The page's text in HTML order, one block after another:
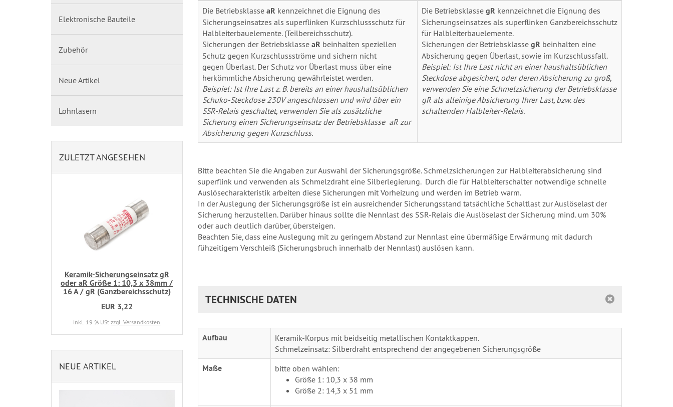
Die BetriebsklasseaR kennzeichnet die Eignung des
Sicherungseinsatzes als superflinken Kurzschlussschutz für
Halbleiterbauelemente. (Teilbereichsschutz).
Sicherungen der Betriebsklasse aR beinhalten speziellen
Schutz gegen Kurzschlussströme und sichern nicht
gegen Überlast. Der Schutz vor Überlast muss über eine
herkömmliche Absicherung gewährleistet werden.
Beispiel: Ist Ihre Last z. B. bereits an einer haushaltsüblichen
Schuko-Steckdose 230V angeschlossen und wird über ein
SSR-Relais geschaltet, verwenden Sie als zusätzliche
Sicherung einen Sicherungseinsatz der Betriebsklasse aR zur
Absicherung gegen Kurzschluss.
Die Betriebsklasse gR kennzeichnet die Eignung des
Sicherungseinsatzes als superflinken Ganzbereichsschutz
für Halbleiterbauelemente.
Sicherungen der Betriebsklasse gR beinhalten eine
Absicherung gegen Überlast, sowie im Kurzschlussfall.
Beispiel: Ist Ihre Last nicht an einer haushaltsüblichen
Steckdose abgesichert, oder deren Absicherung zu groß,
verwenden Sie eine Schmelzsicherung der Betriebsklasse
gR als alleinige Absicherung Ihrer Last, bzw. des
schaltenden Halbleiter-Relais.
Bitte beachten Sie die Angaben zur Auswahl der Sicherungsgröße. Schmelzsicherungen zur Halbleiterabsicherung sind
superflink und verwenden als Schmelzdraht eine Silberlegierung. Durch die für Halbleiterschalter notwendige schnelle
Auslösecharakteristik arbeiten diese Sicherungen mit Vorheizung und werden im Betrieb warm.
In der Auslegung der Sicherungsgröße ist ein ausreichender Sicherungsstand tatsächliche Schaltlast zur Auslöselast der
Sicherung herzustellen. Darüber hinaus sollte die Nennlast des SSR-Relais die Auslöselast der Sicherung mind. um 30%
oder auch deutlich darüber, übersteigen.
Beachten Sie, dass eine Auslegung mit zu geringem Abstand zur Nennlast eine übermäßige Erwärmung mit dadurch
fühzeitigem Verschleiß (Sicherungsbruch innerhalb der Nennlast) auslösen kann.
TECHNISCHE DATEN
Aufbau
Keramik-Korpus mit beidseitig metallischen Kontaktkappen.
Schmelzeinsatz: Silberdraht entsprechend der angegebenen Sicherungsgröße
Maße
bitte oben wählen:
Größe 1: 10,3 x 38 mm
Größe 2: 14,3 x 51 mm
Elektronische Bauteile
Zubehör
Neue Artikel
Lohnlasern
ZULETZT ANGESEHEN
Keramik-Sicherungseinsatz gR
oder aR Größe 1: 10,3 x 38mm /
16 A / gR (Ganzbereichsschutz)
EUR 3,22
inkl. 19 % UStzzgl. Versandkosten
NEUE ARTIKEL